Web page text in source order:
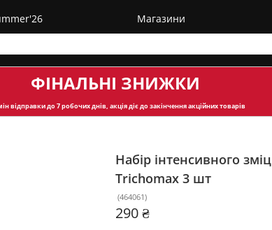
Магазини
ФІНАЛЬНІ ЗНИЖКИ
відправкидо 7 робочих днів, акція діє до закінчення акційних товарів
Набір інтенсивного
Trichomax 3 шт
(464061)
290 ₴